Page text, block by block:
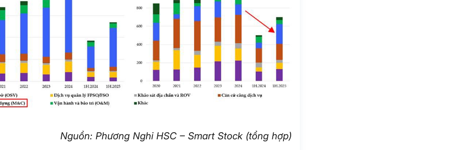
Nguồn: Phương Nghi HSC – Smart Stock (tổng hợp)